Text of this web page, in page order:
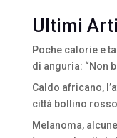
Ultimi
Poche calorie e
di anguria: “Non
Caldo africano,
città bollino rosso
Melanoma,